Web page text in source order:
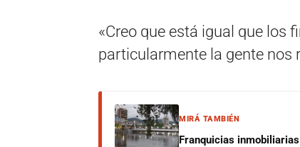
«Creo que está igual que los
particularmente la gente nos
MIRÁ TAMBIÉN
Franquicias